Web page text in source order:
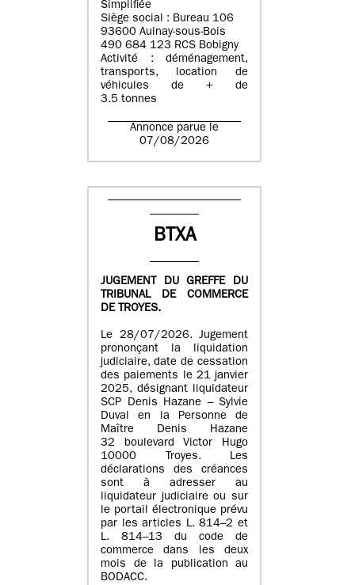
Simplifiée
Siège social : Bureau 106
93600 Aulnay-sous-Bois
490 684 123 RCS Bobigny
Activité : déménagement,
transports, location de
véhicules de + de
3.5 tonnes
Annonce parue le
07/08/2026
BTXA
JUGEMENT DU GREFFE DU
TRIBUNAL DE COMMERCE
DE TROYES.
Le 28/07/2026. Jugement
prononçant la liquidation
judiciaire, date de cessation
des paiements le 21 janvier
2025, désignant liquidateur
SCP Denis Hazane – Sylvie
Duval en la Personne de
Maître Denis Hazane
32 boulevard Victor Hugo
10000 Troyes. Les
déclarations des créances
sont à adresser au
liquidateur judiciaire ou sur
le portail électronique prévu
par les articles L. 814–2 et
L. 814–13 du code de
commerce dans les deux
mois de la publication au
BODACC.